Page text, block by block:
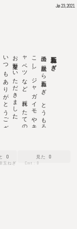
Jun 23, 2021
新玉ねぎ
埼玉の
親戚か
ら
新玉ね
ぎ
、
と
う
も
ろ
こ
し
、
ジ
ャ
ガ
イ
モ
や
キ
ャ
ベ
ツ
な
ど
、
採
れ
た
て
の
お
野菜を
い
た
だ
き
ま
し
た
。
い
つ
も
あ
り
が
と
う
ご
ざ
い
ま
す
0 0
新玉ねぎ Cmt : 0